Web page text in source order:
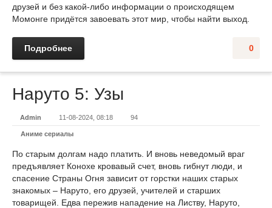
друзей и без какой-либо информации о происходящем
Момонге придётся завоевать этот мир, чтобы найти выход.
0
Подробнее
Наруто 5: Узы
Admin 11-08-2024, 08:18 94
Аниме сериалы
По старым долгам надо платить. И вновь неведомый враг
предъявляет Конохе кровавый счет, вновь гибнут люди, и
спасение Страны Огня зависит от горстки наших старых
знакомых – Наруто, его друзей, учителей и старших
товарищей. Едва пережив нападение на Листву, Наруто,